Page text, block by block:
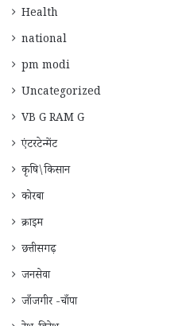
Health
national
pm modi
Uncategorized
VB G RAM G
एंटरटेन्मेंट
कृषि\किसान
कोरबा
क्राइम
छत्तीसगढ़
जनसेवा
जाँजगीर -चाँपा